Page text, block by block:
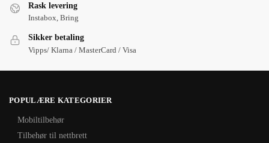
Rask levering
Instabox, Bring
Sikker betaling
Vipps/ Klarna / MasterCard / Visa
POPULÆRE KATEGORIER
Mobiltilbehør
Tilbehør til nettbrett